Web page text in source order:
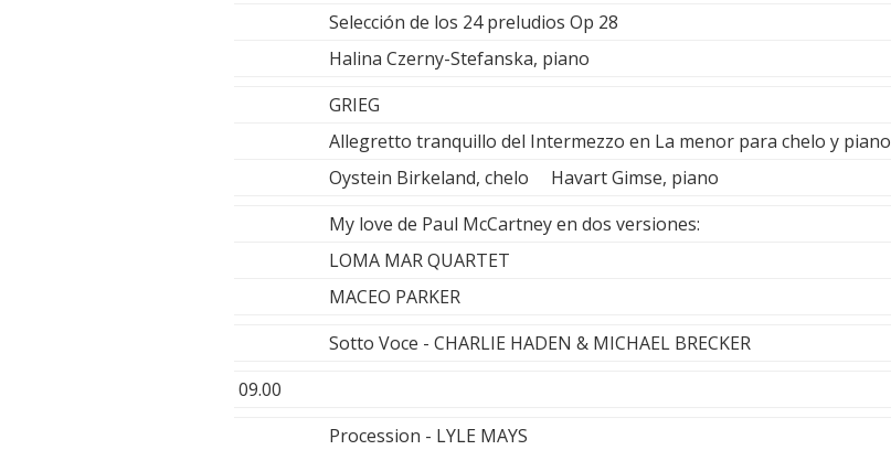
Selección de los 24 preludios Op 28
Halina Czerny-Stefanska, piano
GRIEG
Allegretto tranquillo del Intermezzo en La menor para chelo y piano
Oystein Birkeland, chelo Havart Gimse, piano
My love de Paul McCartney en dos versiones:
LOMA MAR QUARTET
MACEO PARKER
Sotto Voce - CHARLIE HADEN & MICHAEL BRECKER
09.00
Procession - LYLE MAYS